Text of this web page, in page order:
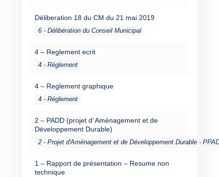
Déliberation 18 du CM du 21 mai 2019
6 - Délibération du Conseil Municipal
4 – Reglement ecrit
4 - Réglement
4 – Reglement graphique
4 - Réglement
2 – PADD (projet d’ Aménagement et de
Développement Durable)
2 - Projet d'Aménagement et de Développement Durable -
1 – Rapport de présentation – Resume non
technique